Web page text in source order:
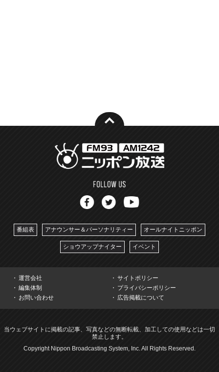
番組表 アナウンサー＆パーソナリティー オールナイトニッポン
ショウアップナイター イベント
運営会社
サイトポリシー
編集体制
プライバシーポリシー
お問い合わせ
広告掲載について
当ウェブサイトに掲載の記事、写真などの無断転載、加工しての使用などは一切
禁止します。
Copyright Nippon Broadcasting System, Inc. All Rights Reserved.